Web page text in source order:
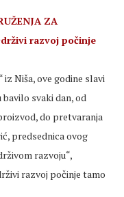
ZA
razvoj počinje
iz Niša, ove godine slavi
svaki dan, od
do pretvaranja
predsednica ovog
razvoju“,
razvoj počinje tamo